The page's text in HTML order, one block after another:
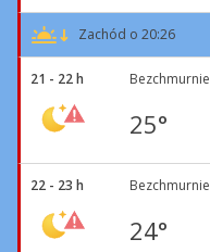
Zachód o 20:26
21 - 22 h Bezchmurnie
25°
22 - 23 h Bezchmurnie
24°